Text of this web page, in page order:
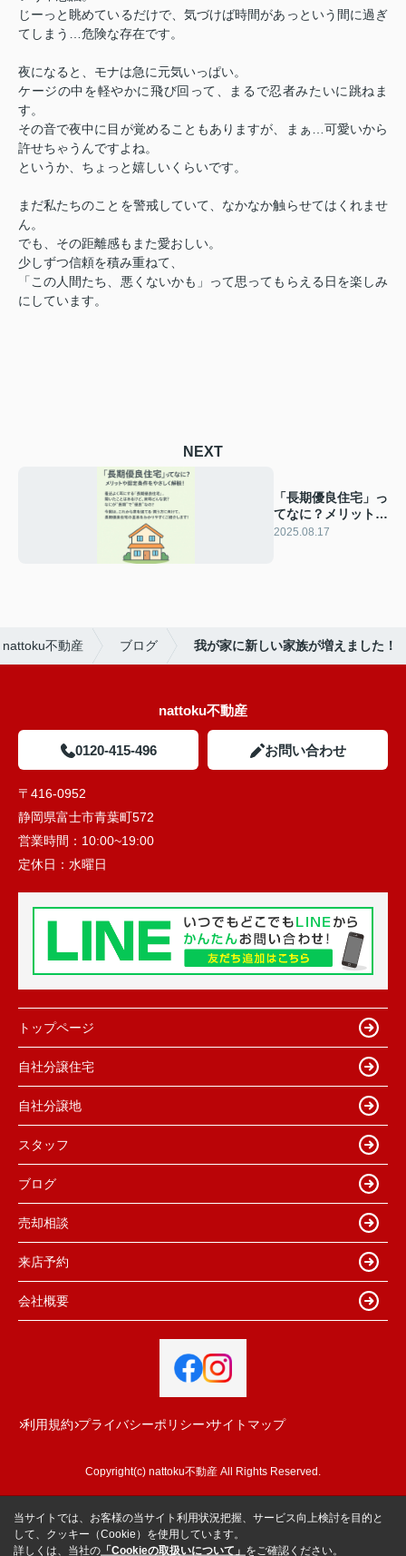
じーっと眺めているだけで、気づけば時間があっという間に過ぎ
てしまう…危険な存在です。
夜になると、モナは急に元気いっぱい。
ケージの中を軽やかに飛び回って、まるで忍者みたいに跳ねま
す。
その音で夜中に目が覚めることもありますが、まぁ…可愛いから
許せちゃうんですよね。
というか、ちょっと嬉しいくらいです。
まだ私たちのことを警戒していて、なかなか触らせてはくれませ
ん。
でも、その距離感もまた愛おしい。
少しずつ信頼を積み重ねて、
「この人間たち、悪くないかも」って思ってもらえる日を楽しみ
にしています。
NEXT
「長期優良住宅」っ
てなに？メリットや
認定条件をわかりや
2025.08.17
不動産 ブログ 我が家に新しい家族が増えました！
nattoku不動産
0120-415-496 お問い合わせ
〒416-0952
静岡県富士市青葉町572
営業時間： 10:00~19:00
定休日： 水曜日
トップページ
自社分譲住宅
自社分譲地
スタッフ
ブログ
売却相談
来店予約
会社概要
利用規約 プライバシーポリシー サイトマップ
Copyright(c) nattoku不動産 All Rights Reserved.
当サイトでは、お客様の当サイト利用状況把握、サービス向上検討を目的と
して、クッキー（Cookie）を使用しています。
詳しくは、当社の 「Cookieの取扱いについて」 をご確認ください。